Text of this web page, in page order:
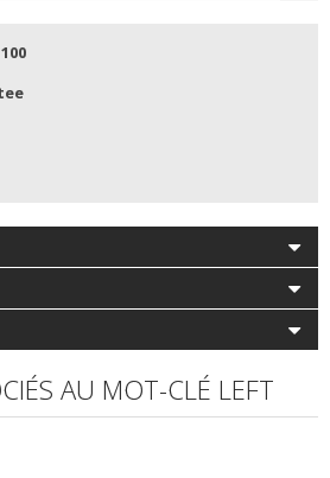
AU MOT-CLÉ LEFT